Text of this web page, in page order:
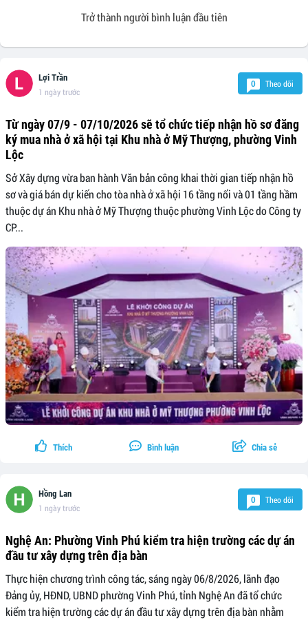
Trở thành người bình luận đầu tiên
Lợi Trần
1 ngày trước
0 Theo dõi
Từ ngày 07/9 - 07/10/2026 sẽ tổ chức tiếp nhận hồ sơ đăng
ký mua nhà ở xã hội tại Khu nhà ở Mỹ Thượng, phường Vinh
Lộc
Sở Xây dựng vừa ban hành Văn bản công khai thời gian tiếp nhận hồ
sơ và giá bán dự kiến cho tòa nhà ở xã hội 16 tầng nổi và 01 tầng hầm
thuộc dự án Khu nhà ở Mỹ Thượng thuộc phường Vinh Lộc do Công ty
CP...
Thích Bình luận Chia sẻ
Hồng Lan
1 ngày trước
0 Theo dõi
Nghệ An: Phường Vinh Phú kiểm tra hiện trường các dự án
đầu tư xây dựng trên địa bàn
Thực hiện chương trình công tác, sáng ngày 06/8/2026, lãnh đạo
Đảng ủy, HĐND, UBND phường Vinh Phú, tỉnh Nghệ An đã tổ chức
kiểm tra hiện trường các dự án đầu tư xây dựng trên địa bàn nhằm